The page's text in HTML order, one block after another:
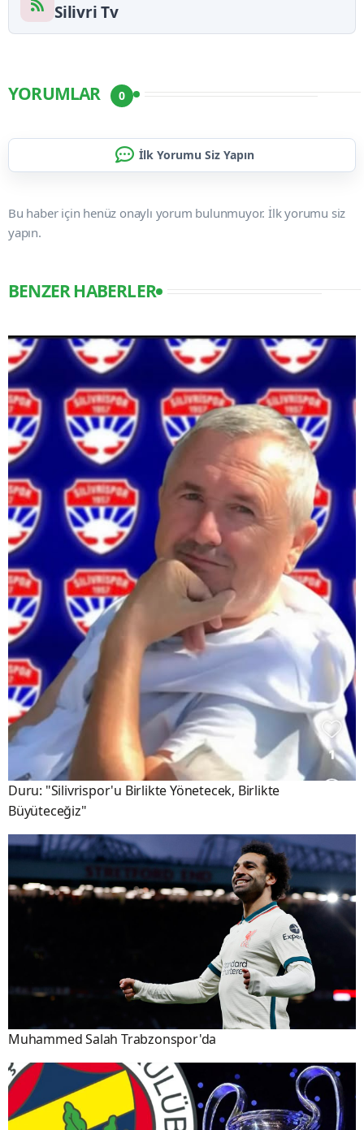
Silivri Tv
YORUMLAR 0
İlk Yorumu Siz Yapın
Bu haber için henüz onaylı yorum bulunmuyor. İlk yorumu siz
yapın.
BENZER HABERLER
Duru: "Silivrispor'u Birlikte Yönetecek, Birlikte
Büyüteceğiz"
Muhammed Salah Trabzonspor'da